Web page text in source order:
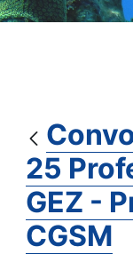
25
GEZ -
CGSM